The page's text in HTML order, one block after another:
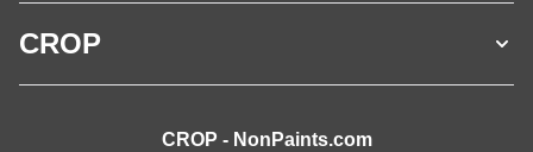
CROP
CROP - NonPaints.com